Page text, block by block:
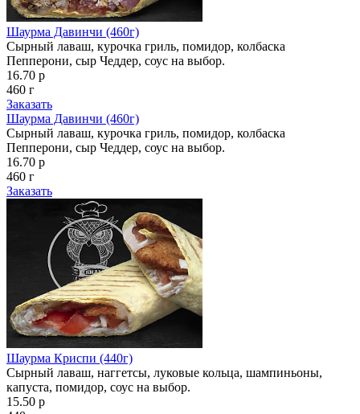
Шаурма Давинчи (460г)
Сырный лаваш, курочка гриль, помидор, колбаска
Пепперони, сыр Чеддер, соус на выбор.
16.70 р
460 г
Заказать
Шаурма Давинчи (460г)
Сырный лаваш, курочка гриль, помидор, колбаска
Пепперони, сыр Чеддер, соус на выбор.
16.70 р
460 г
Заказать
Шаурма Криспи (440г)
Сырный лаваш, наггетсы, луковые кольца, шампиньоны,
капуста, помидор, соус на выбор.
15.50 р